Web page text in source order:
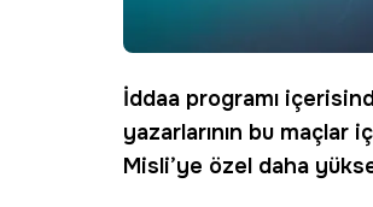
İddaa programı
yazarlarının bu maçlar
Misli’ye özel daha